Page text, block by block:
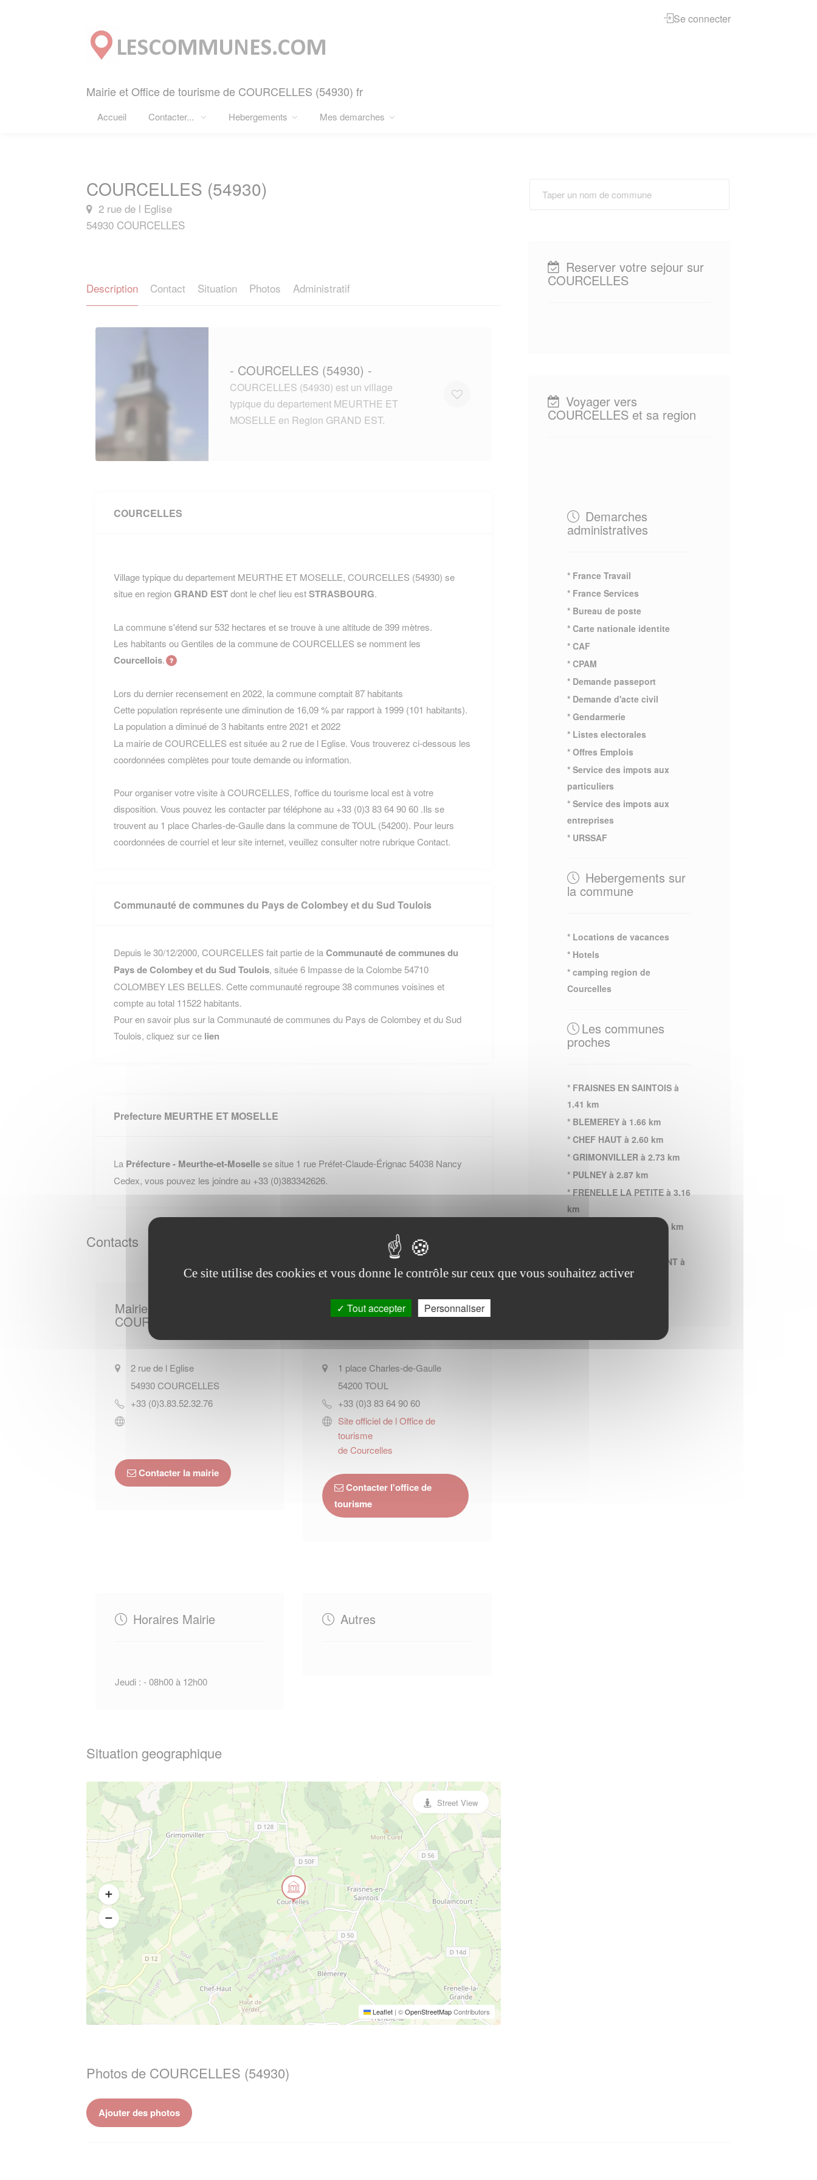
Mairie et Office de tourisme de COURCELLES (54930) fr
Accueil Contacter... Hebergements Mes demarches
Se connecter
COURCELLES (54930)
2 rue de l Eglise
54930 COURCELLES
Description Contact Situation Photos Administratif
- COURCELLES (54930) -
COURCELLES (54930) est un village
typique du departement MEURTHE ET
MOSELLE en Region GRAND EST.
COURCELLES
Village typique du departement MEURTHE ET MOSELLE, COURCELLES (54930) se
situe en regionGRAND ESTdont le chef lieu estSTRASBOURG.
La commune s'étend sur 532 hectares et se trouve à une altitude de 399 mètres.
Les habitants ou Gentiles de la commune de COURCELLES se nomment les
Courcellois.
Lors du dernier recensement en 2022, la commune comptait 87 habitants
Cette population représente une diminution de 16,09 % par rapport à 1999 (101 habitants).
La population a diminué de 3 habitants entre 2021 et 2022
La mairie de COURCELLES est située au 2 rue de l Eglise. Vous trouverez ci-dessous les
coordonnées complètes pour toute demande ou information.
Pour organiser votre visite à COURCELLES, l'office du tourisme local est à votre
disposition. Vous pouvez les contacter par téléphone au +33 (0)3 83 64 90 60 .Ils se
trouvent au 1 place Charles-de-Gaulle dans la commune de TOUL (54200). Pour leurs
coordonnées de courriel et leur site internet, veuillez consulter notre rubrique Contact.
Communauté de communes du Pays de Colombey et du Sud Toulois
Depuis le 30/12/2000, COURCELLES fait partie de laCommunauté de communes du
Pays de Colombey et du Sud Toulois, située 6 Impasse de la Colombe 54710
COLOMBEY LES BELLES. Cette communauté regroupe 38 communes voisines et
compte au total 11522 habitants.
Pour en savoir plus sur la Communauté de communes du Pays de Colombey et du Sud
Toulois, cliquez sur ce lien
Prefecture MEURTHE ET MOSELLE
La Préfecture - Meurthe-et-Mosellese situe 1 rue Préfet-Claude-Érignac 54038 Nancy
Cedex, vous pouvez les joindre au +33 (0)383342626.
Contacts
Mairie de
COURCELLES
2 rue de l Eglise
54930 COURCELLES
+33 (0)3.83.52.32.76
Contacter la mairie
Office de tourisme de
Courcelles
1 place Charles-de-Gaulle
54200TOUL
+33 (0)3 83 64 90 60
Site officiel de l Office de
tourisme
de Courcelles
Contacter l'office de
tourisme
Horaires Mairie
Jeudi : - 08h00 à 12h00
Autres
Situation geographique
Leaflet | ©OpenStreetMapContributors
Street View
Photos de COURCELLES (54930)
Ajouter des photos
Reserver votre sejour sur
COURCELLES
Voyager vers
COURCELLES et sa region
Demarches
administratives
* France Travail
* France Services
* Bureau de poste
* Carte nationale identite
* CAF
* CPAM
* Demande passeport
* Demande d'acte civil
* Gendarmerie
* Listes electorales
* Offres Emplois
* Service des impots aux
particuliers
* Service des impots aux
entreprises
* URSSAF
Hebergements sur
la commune
* Locations de vacances
* Hotels
* camping region de
Courcelles
Les communes
proches
* FRAISNES EN SAINTOIS à
1.41 km
* BLEMEREY à 1.66 km
* CHEF HAUT à 2.60 km
* GRIMONVILLER à 2.73 km
* PULNEY à 2.87 km
* FRENELLE LA PETITE à 3.16
km
* BOULAINCOURT à 3.28 km
* THEY SOUS VAUDEMONT à
3.86 km
Ce site utilise des cookies et vous donne le contrôle sur ceux que vous souhaitez activer
Tout accepter Personnaliser